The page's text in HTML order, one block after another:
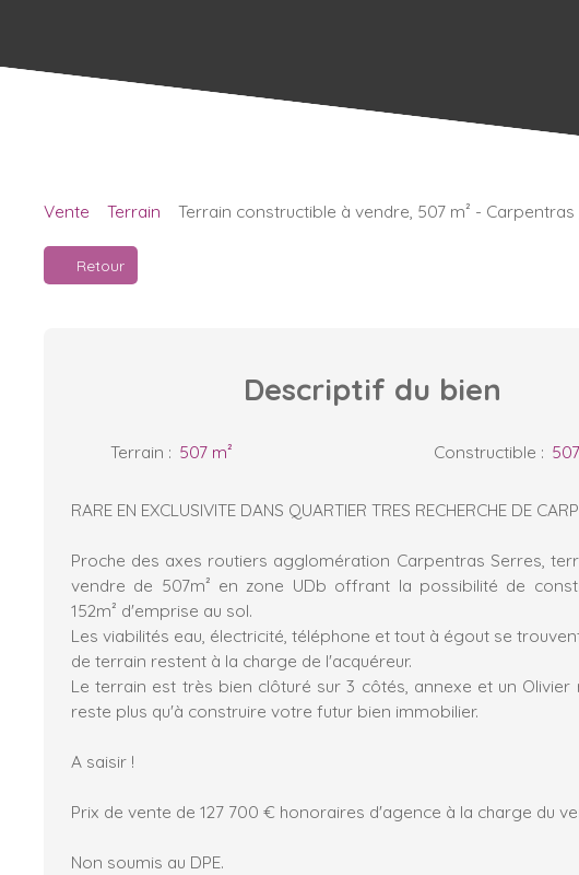
Vente Terrain Terrain constructible à vendre, 507 m² -
Retour
Descriptif du bien
Terrain : 507 m² Constructible : 507
RARE EN EXCLUSIVITE DANS QUARTIER TRES RECHERCHE DE
Proche des axes routiers agglomération Carpentras Serres,
vendre de 507m² en zone UDb offrant la possibilité de
152m² d'emprise au sol.
Les viabilités eau, électricité, téléphone et tout à égout se
de terrain restent à la charge de l'acquéreur.
Le terrain est très bien clôturé sur 3 côtés, annexe et un Olivier
reste plus qu'à construire votre futur bien immobilier.
A saisir !
Prix de vente de 127 700 € honoraires d'agence à la charge du
Non soumis au DPE.